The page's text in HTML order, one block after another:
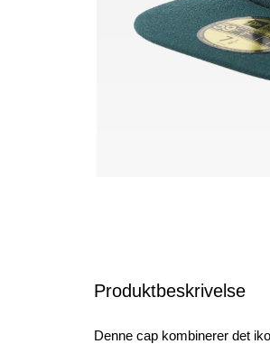
Produktbeskrivelse
Denne cap kombinerer det